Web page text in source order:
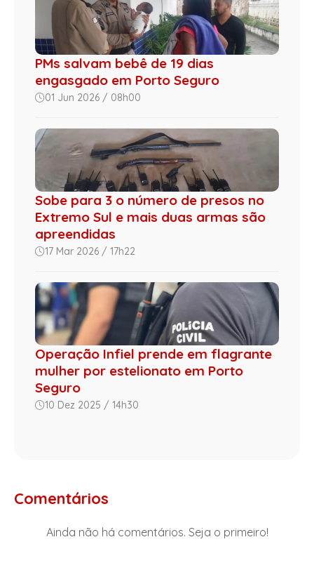
PMs salvam bebê de 19 dias
engasgado em Porto Seguro
01 Jun 2026 / 08h00
Sobe para 3 o número de presos no
Extremo Sul e mais duas armas são
apreendidas
17 Mar 2026 / 17h22
Operação Infiel prende em flagrante
mulher por estelionato em Porto
Seguro
10 Dez 2025 / 14h30
Comentários
Ainda não há comentários. Seja o primeiro!